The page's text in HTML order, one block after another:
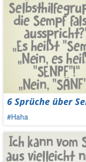
6 Sprüche über
#Haha